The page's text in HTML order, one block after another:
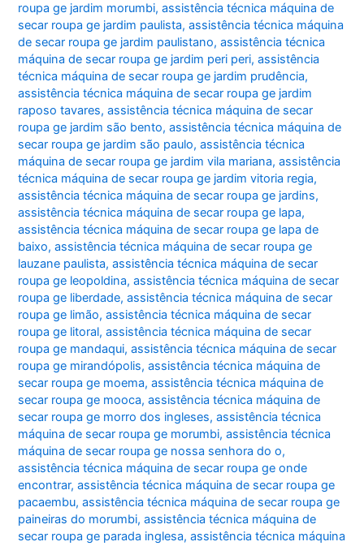
roupa ge jardim morumbi,assistência técnica máquina de
secar roupa ge jardim paulista,assistência técnica máquina
de secar roupa ge jardim paulistano,assistência técnica
máquina de secar roupa ge jardim peri peri,assistência
técnica máquina de secar roupa ge jardim prudência,
assistência técnica máquina de secar roupa ge jardim
raposo tavares,assistência técnica máquina de secar
roupa ge jardim são bento,assistência técnica máquina de
secar roupa ge jardim são paulo,assistência técnica
máquina de secar roupa ge jardim vila mariana,assistência
técnica máquina de secar roupa ge jardim vitoria regia,
assistência técnica máquina de secar roupa ge jardins,
assistência técnica máquina de secar roupa ge lapa,
assistência técnica máquina de secar roupa ge lapa de
baixo,assistência técnica máquina de secar roupa ge
lauzane paulista,assistência técnica máquina de secar
roupa ge leopoldina,assistência técnica máquina de secar
roupa ge liberdade,assistência técnica máquina de secar
roupa ge limão,assistência técnica máquina de secar
roupa ge litoral,assistência técnica máquina de secar
roupa ge mandaqui,assistência técnica máquina de secar
roupa ge mirandópolis,assistência técnica máquina de
secar roupa ge moema,assistência técnica máquina de
secar roupa ge mooca,assistência técnica máquina de
secar roupa ge morro dos ingleses,assistência técnica
máquina de secar roupa ge morumbi,assistência técnica
máquina de secar roupa ge nossa senhora do o,
assistência técnica máquina de secar roupa ge onde
encontrar,assistência técnica máquina de secar roupa ge
pacaembu,assistência técnica máquina de secar roupa ge
paineiras do morumbi,assistência técnica máquina de
secar roupa ge parada inglesa,assistência técnica máquina